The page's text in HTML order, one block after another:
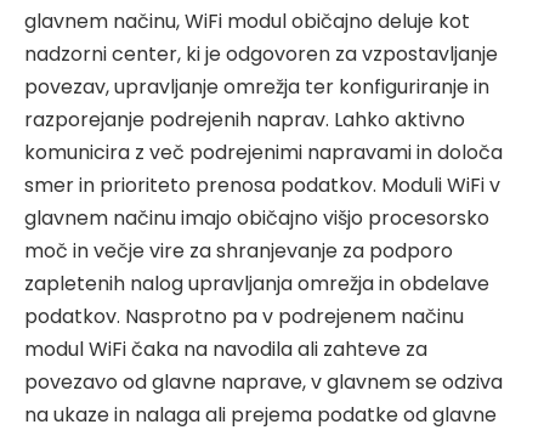
glavnem načinu, WiFi modul običajno deluje kot
nadzorni center, ki je odgovoren za vzpostavljanje
povezav, upravljanje omrežja ter konfiguriranje in
razporejanje podrejenih naprav. Lahko aktivno
komunicira z več podrejenimi napravami in določa
smer in prioriteto prenosa podatkov. Moduli WiFi v
glavnem načinu imajo običajno višjo procesorsko
moč in večje vire za shranjevanje za podporo
zapletenih nalog upravljanja omrežja in obdelave
podatkov. Nasprotno pa v podrejenem načinu
modul WiFi čaka na navodila ali zahteve za
povezavo od glavne naprave, v glavnem se odziva
na ukaze in nalaga ali prejema podatke od glavne